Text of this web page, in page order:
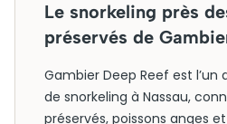
Le snorkeling près
préservés de
Gambier Deep Reef est l’un
de snorkeling à Nassau,
préservés, poissons anges